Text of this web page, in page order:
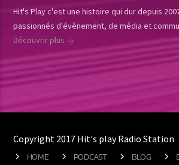
Hit's Play c'est une histoire qui dur depuis
passionnés d'évènement, de média et
Découvrir plus
Copyright 2017 Hit's play Radio Station
HOME PODCAST BLOG